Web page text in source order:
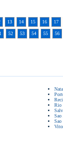
13 14 15 16 17
52 53 54 55 56
Rio
Sao
Sao